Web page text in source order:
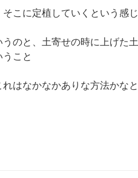
こに定植していくという感じ
のと、土寄せの時に上げた土
こと
はなかなかありな方法かなと